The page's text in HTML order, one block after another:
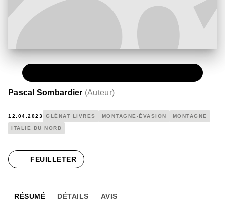
Pascal Sombardier (Auteur)
12.04.2023 GLÉNAT LIVRES MONTAGNE-ÉVASION MONTAGNE
ITALIE DU NORD
FEUILLETER
RÉSUMÉ DÉTAILS AVIS